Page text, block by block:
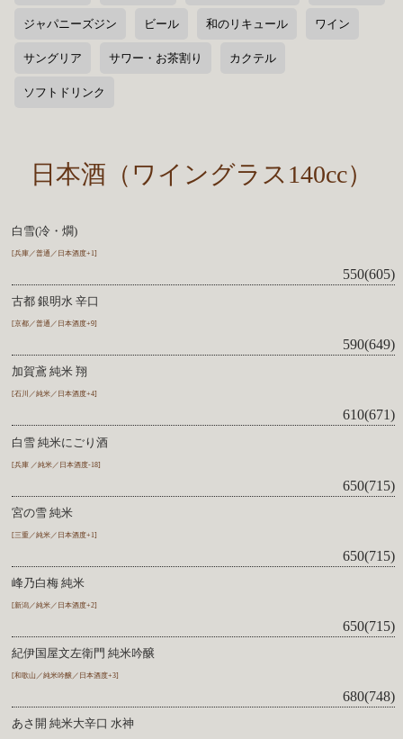
ジャパニーズジン ビール 和のリキュール ワイン
サングリア サワー・お茶割り カクテル
ソフトドリンク
日本酒（ワイングラス140cc）
白雪(冷・燗)
[兵庫／普通／日本酒度+1]
550(605)
古都 銀明水 辛口
[京都／普通／日本酒度+9]
590(649)
加賀鳶 純米 翔
[石川／純米／日本酒度+4]
610(671)
白雪 純米にごり酒
[兵庫 ／純米／日本酒度-18]
650(715)
宮の雪 純米
[三重／純米／日本酒度+1]
650(715)
峰乃白梅 純米
[新潟／純米／日本酒度+2]
650(715)
紀伊国屋文左衛門 純米吟醸
[和歌山／純米吟醸／日本酒度+3]
680(748)
あさ開 純米大辛口 水神